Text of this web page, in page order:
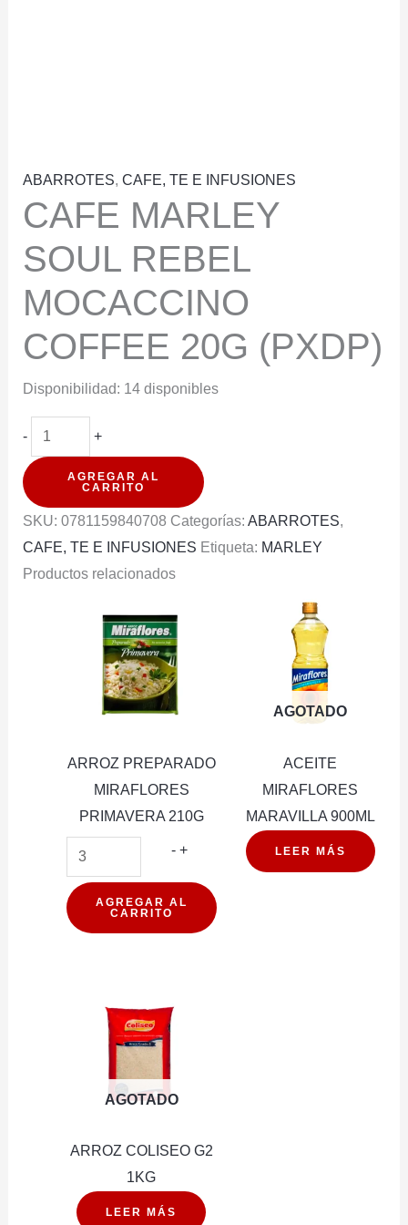
ABARROTES, CAFE, TE E INFUSIONES
CAFE MARLEY
SOUL REBEL
MOCACCINO
COFFEE 20G (PXDP)
Disponibilidad: 14 disponibles
-
CAFE
MARLEY
SOUL
REBEL
+
AGREGAR AL
CARRITO
SKU: 0781159840708 Categorías: ABARROTES,
CAFE, TE E INFUSIONES Etiqueta: MARLEY
Productos relacionados
ARROZ PREPARADO
MIRAFLORES
PRIMAVERA 210G
- ARROZ
PREPARADO
MIRAFLORES
PRIMAVERA
+
AGREGAR AL
CARRITO
AGOTADO
ACEITE
MIRAFLORES
MARAVILLA 900ML
LEER MÁS
AGOTADO
ARROZ COLISEO G2
1KG
LEER MÁS